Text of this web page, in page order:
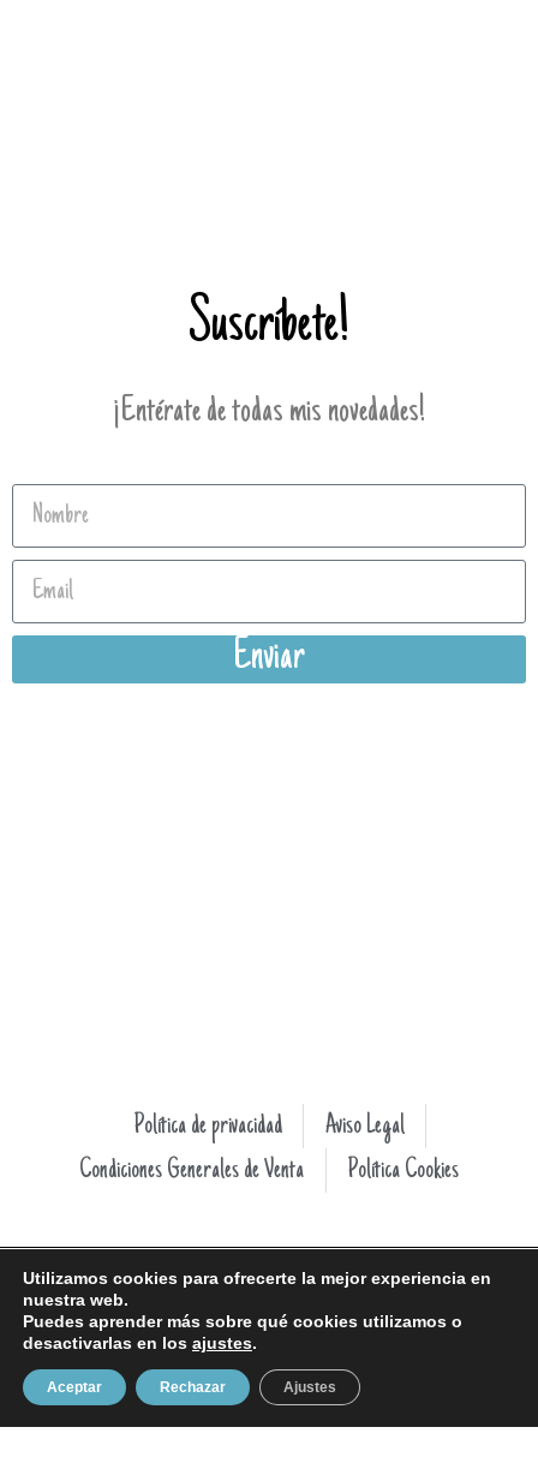
Suscríbete!
¡Entérate de todas mis novedades!
Enviar
Política de privacidad
Aviso Legal
Condiciones Generales de Venta
Política Cookies
Utilizamos cookies para ofrecerte la mejor experiencia en
nuestra web.
Puedes aprender más sobre qué cookies utilizamos o
desactivarlas en los ajustes.
Aceptar Rechazar Ajustes